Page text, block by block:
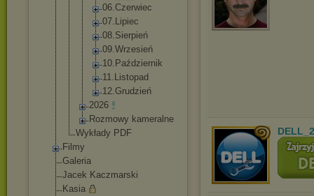
06.Czerwiec
07.Lipiec
08.Sierpień
09.Wrzesień
10.Październik
11.Listopad
12.Grudzień
2026
Rozmowy kameralne
Wykłady PDF
Filmy
Galeria
Jacek Kaczmarski
Kasia